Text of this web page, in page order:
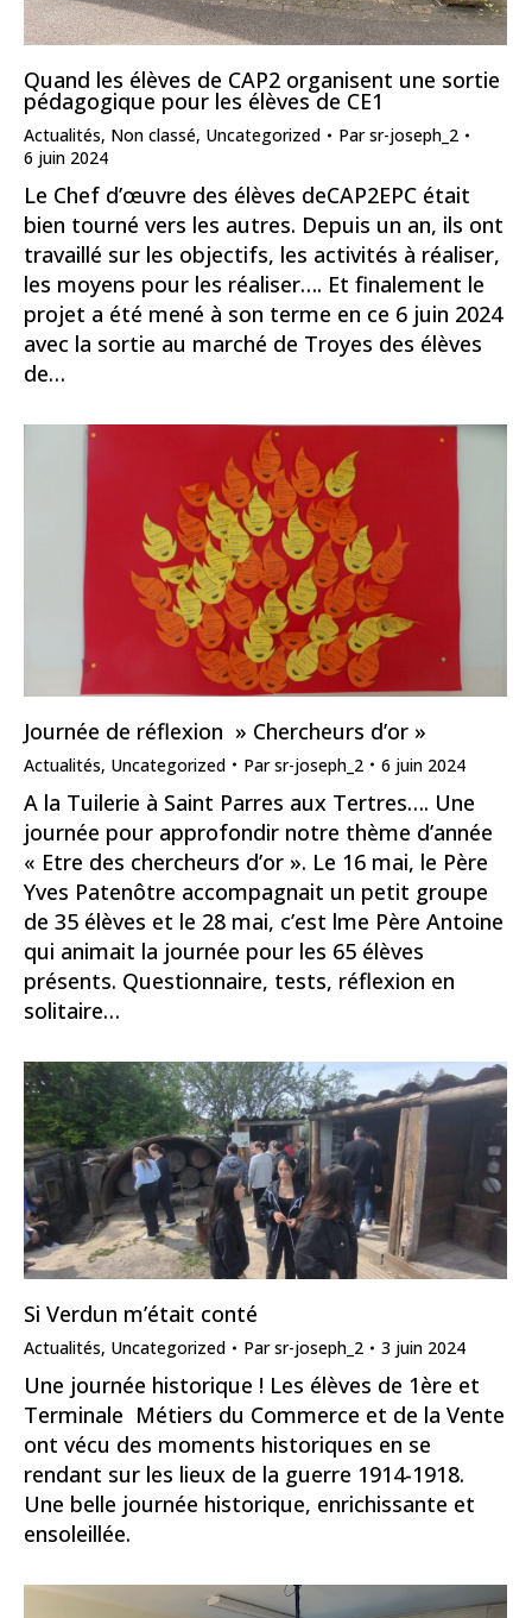
Quand les élèves de CAP2 organisent une sortie
pédagogique pour les élèves de CE1
Actualités, Non classé, Uncategorized Parsr-joseph_2
6 juin 2024
Le Chef d’œuvre des élèves deCAP2EPC était
bien tourné vers les autres. Depuis un an, ils ont
travaillé sur les objectifs, les activités à réaliser,
les moyens pour les réaliser…. Et finalement le
projet a été mené à son terme en ce 6 juin 2024
avec la sortie au marché de Troyes des élèves
de…
Journée de réflexion » Chercheurs d’or »
Actualités, Uncategorized Parsr-joseph_2 6 juin 2024
A la Tuilerie à Saint Parres aux Tertres…. Une
journée pour approfondir notre thème d’année
« Etre des chercheurs d’or ». Le 16 mai, le Père
Yves Patenôtre accompagnait un petit groupe
de 35 élèves et le 28 mai, c’est lme Père Antoine
qui animait la journée pour les 65 élèves
présents. Questionnaire, tests, réflexion en
solitaire…
Si Verdun m’était conté
Actualités, Uncategorized Parsr-joseph_2 3 juin 2024
Une journée historique ! Les élèves de 1ère et
Terminale Métiers du Commerce et de la Vente
ont vécu des moments historiques en se
rendant sur les lieux de la guerre 1914-1918.
Une belle journée historique, enrichissante et
ensoleillée.